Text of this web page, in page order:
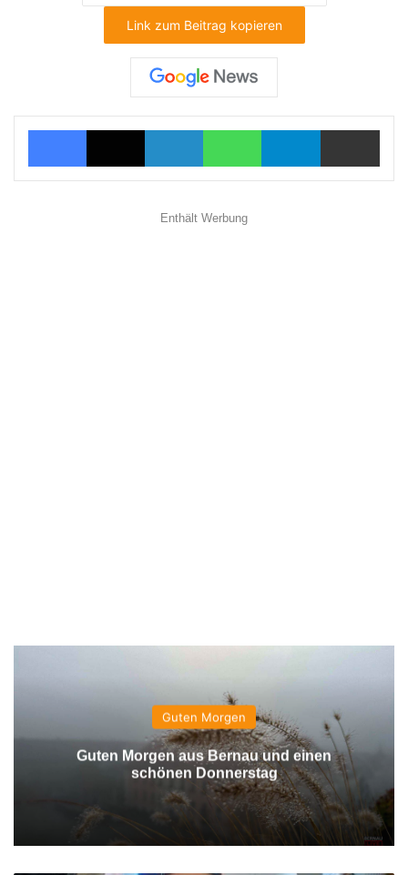
Link zum Beitrag kopieren
FacebookX LinkedIn WhatsAppTelegramTeilen via E-Mail
Enthält Werbung
Guten Morgen
Guten Morgen aus Bernau und einen
schönen Donnerstag